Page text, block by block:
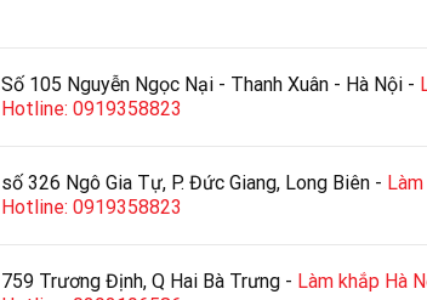
Số 105 Nguyễn Ngọc Nại - Thanh Xuân - Hà Nội -
Hotline: 0919358823
số 326 Ngô Gia Tự, P. Đức Giang, Long Biên -
Hotline: 0919358823
759 Trương Định, Q Hai Bà Trưng - Làm khắp Hà